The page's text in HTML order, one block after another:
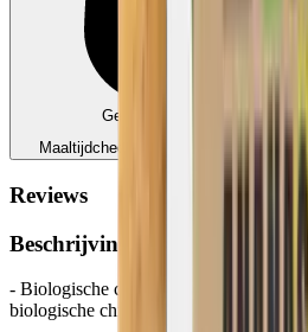
Geschikt voor Ecocheques,
Maaltijdcheques
Edenred, Monizze…
Reviews
Beschrijving
- Biologische chilipeper en basilicum
biologische chilipeper en basilicum